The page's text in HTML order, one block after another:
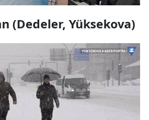
(Dedeler, Yüksekova)